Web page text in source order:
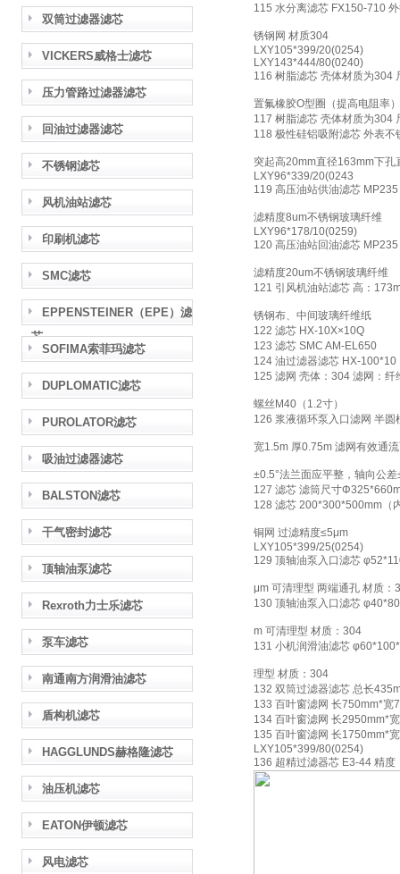
双筒过滤器滤芯
VICKERS威格士滤芯
压力管路过滤器滤芯
回油过滤器滤芯
不锈钢滤芯
风机油站滤芯
印刷机滤芯
SMC滤芯
EPPENSTEINER（EPE）滤
芯
SOFIMA索菲玛滤芯
DUPLOMATIC滤芯
PUROLATOR滤芯
吸油过滤器滤芯
BALSTON滤芯
干气密封滤芯
顶轴油泵滤芯
Rexroth力士乐滤芯
泵车滤芯
南通南方润滑油滤芯
盾构机滤芯
HAGGLUNDS赫格隆滤芯
油压机滤芯
EATON伊顿滤芯
风电滤芯
115 水分离滤芯 FX150-710
锈钢网 材质304
LXY105*399/20(0254)
LXY143*444/80(0240)
116 树脂滤芯 壳体材质为304
置氟橡胶O型圈（提高电阻率）
117 树脂滤芯 壳体材质为304
118 极性硅铝吸附滤芯 外表
突起高20mm直径163mm下孔
LXY96*339/20(0243
119 高压油站供油滤芯
滤精度8um不锈钢玻璃纤维
LXY96*178/10(0259)
120 高压油站回油滤芯
滤精度20um不锈钢玻璃纤维
121 引风机油站滤芯 高：
锈钢布、中间玻璃纤维纸
122 滤芯 HX-10X×10Q
123 滤芯 SMC AM-EL650
124 油过滤器滤芯 HX-100*10
125 滤网 壳体：304 滤网：
螺丝M40（1.2寸）
126 浆液循环泵入口滤网 半
宽1.5m 厚0.75m 滤网有效通
±0.5°法兰面应平整，轴向公
127 滤芯 滤筒尺寸
128 滤芯 200*300*500mm（
铜网 过滤精度≤5μm
LXY105*399/25(0254)
129 顶轴油泵入口滤芯
μm 可清理型 两端通孔 材质：
130 顶轴油泵入口滤芯
m 可清理型 材质：304
131 小机润滑油滤芯
理型 材质：304
132 双筒过滤器滤芯 总长
133 百叶窗滤网 长750mm*宽
134 百叶窗滤网 长2950mm*
135 百叶窗滤网 长1750mm*
LXY105*399/80(0254)
136 超精过滤器芯 E3-44 精